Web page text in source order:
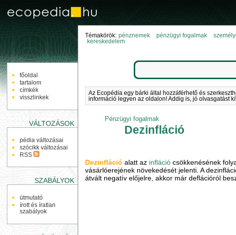
NAVIGÁCIÓ
főoldal
tartalom
címkék
visszlinkek
VÁLTOZÁSOK
pédia változásai
szócikk változásai
RSS
SZABÁLYOK
útmutató
írott és íratlan
szabályok
Témakörök: pénznemek pénzügyi fogalmak
kereskedelem
Az Ecopédia egy bárki által hozzáférhető és
információ legyen az oldalon! Addig is, jó olvasgatást
Pénzügyi fogalmak
Dezinfláció
Dezinfláció alatt az infláció csökkenésének
vásárlóerejének növekedését jelenti. A
átvált negatív előjelre, akkor már deflációról